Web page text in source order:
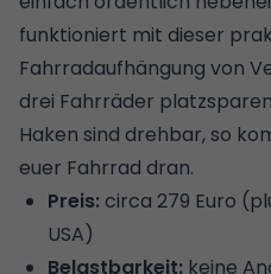
funktioniert mit dieser
Fahrradaufhängung von
drei Fahrräder
Haken sind drehbar, so
euer Fahrrad dran.
Preis: circa 279 Euro
USA)
Belastbarkeit: keine